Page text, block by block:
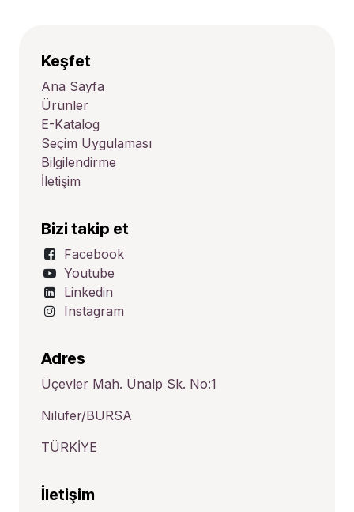
Keşfet
Ana Sayfa
Ürünler
E-Katalog
Seçim Uygulaması
Bilgilendirme
İletişim
Bizi takip et
Facebook
Youtube
Linkedin
Instagram
Adres
Üçevler Mah. Ünalp Sk. No:1
Nilüfer/BURSA
TÜRKİYE
İletişim